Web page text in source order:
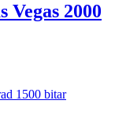
Vegas 2000